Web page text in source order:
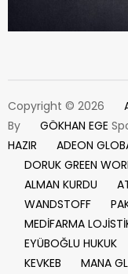
Copyright © 2026
By
GÖKHAN EGE
HAZIR
ADEON
DORUK GREEN
ALMAN KURDU
WANDSTOFF
MEDİFARMA
EYÜBOĞLU HUKUK
KEVKEB
MANA